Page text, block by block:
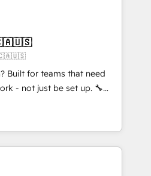
utilizam a Nexforce. Somos
na América Latina e
sucesso do cliente da
Partner and we contribute
work
worked with incredible
of them on our website,
Built for teams that need
- not just be set up. 🔧
migrations,
for adoption. ⚡ Highly
EMR and Custom
delivered in weeks, not